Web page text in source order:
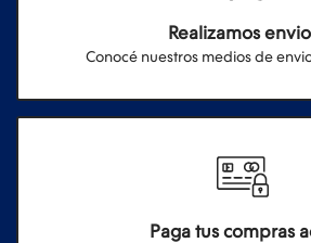
Realizamos
Conocé nuestros medios de
Paga tus compras